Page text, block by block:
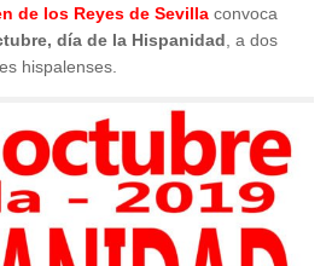
de los Reyes de Sevilla convoca
día de la Hispanidad, a dos
hispalenses.